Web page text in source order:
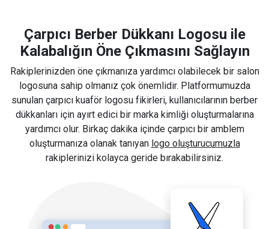
Çarpıcı Berber Dükkanı Logosu ile
Kalabalığın Öne Çıkmasını Sağlayın
Rakiplerinizden öne çıkmanıza yardımcı olabilecek bir salon
logosuna sahip olmanız çok önemlidir. Platformumuzda
sunulan çarpıcı kuaför logosu fikirleri, kullanıcılarının berber
dükkanları için ayırt edici bir marka kimliği oluşturmalarına
yardımcı olur. Birkaç dakika içinde çarpıcı bir amblem
oluşturmanıza olanak tanıyan logo oluşturucumuzla
rakiplerinizi kolayca geride bırakabilirsiniz.